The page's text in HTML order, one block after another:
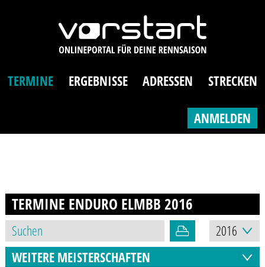
TERMINE ERGEBNISSE ADRESSEN STRECKEN
ANMELDEN
TERMINE ENDURO ELMBB 2016
WEITERE MEISTERSCHAFTEN